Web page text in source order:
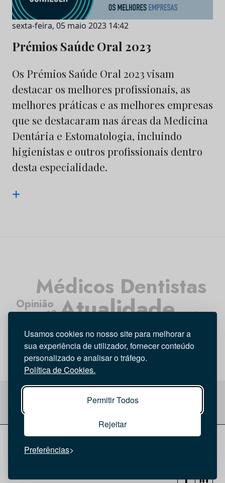
Usamos cookies no nosso site para melhorar a
sua experiência de utilizador, fornecer conteúdo
personalizado e analisar o tráfego.
Política de Cookies.
Permitir Todos
Rejeitar
Preferências
sexta-feira, 05 maio 2023 14:42
Prémios Saúde Oral 2023
Os Prémios Saúde Oral 2023 visam
destacar os melhores profissionais, as
melhores práticas e as melhores empresas
que se destacaram nas áreas da Medicina
Dentária e Estomatologia, incluindo
higienistas e outros profissionais dentro
desta especialidade.
+
Atualidade
Médicos Dentistas
Higiene Oral Entrevista
Opinião
Tecnologia
Investigação
Política de privacidade